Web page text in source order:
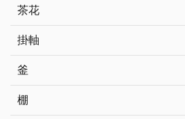
茶花
掛軸
釜
棚